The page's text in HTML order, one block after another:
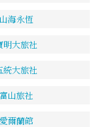
山海永恆
明大旅社
統大旅社
富山旅社
愛爾蘭館